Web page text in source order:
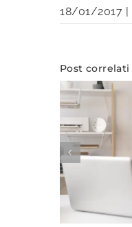
18/01/2017
Post correlati